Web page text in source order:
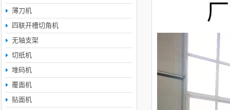
薄刀机
四联开槽切角机
无轴支架
切纸机
堆码机
覆面机
贴面机